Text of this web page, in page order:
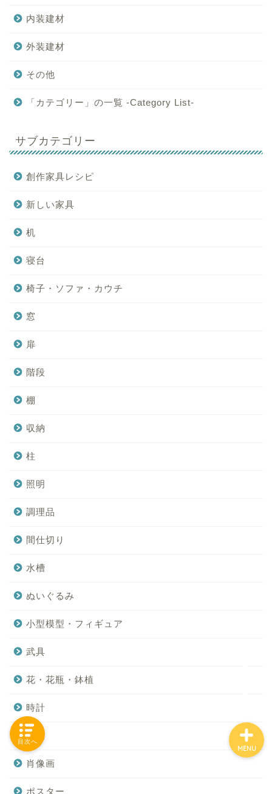
内装建材
外装建材
その他
「カテゴリー」の一覧 -Category List-
サブカテゴリー
創作家具レシピ
新しい家具
机
寝台
椅子・ソファ・カウチ
窓
扉
階段
棚
収納
柱
照明
調理品
間仕切り
水槽
ぬいぐるみ
小型模型・フィギュア
武具
花・花瓶・鉢植
時計
絵画
肖像画
ポスター
MENU
HOUSING COLLECTIONと
目次へ